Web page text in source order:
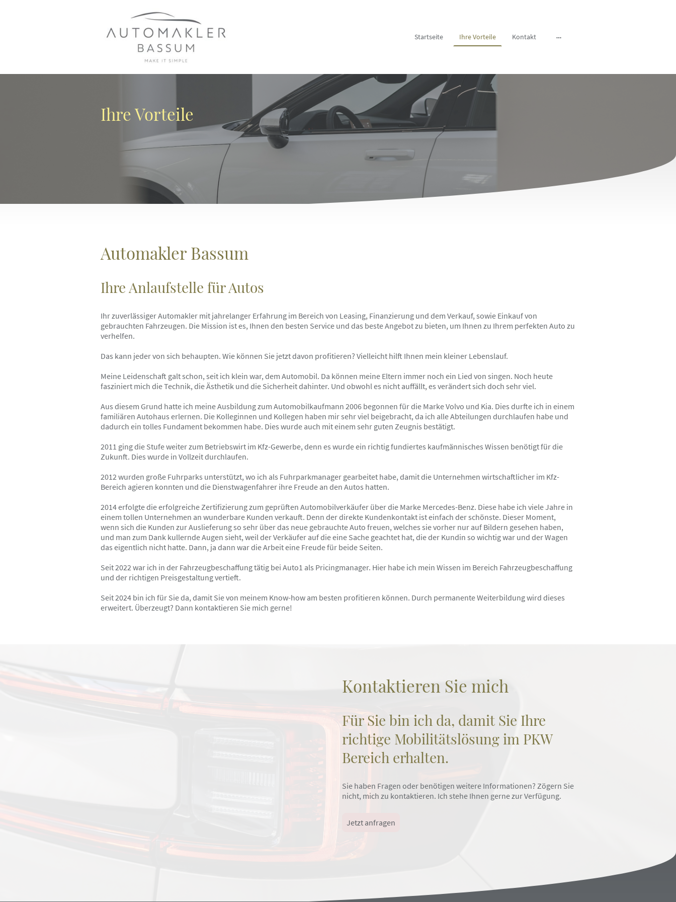
Startseite Ihre Vorteile Kontakt
Ihre Vorteile
Automakler Bassum
Ihre Anlaufstelle für Autos
Ihr zuverlässiger Automakler mit jahrelanger Erfahrung im Bereich von Leasing, Finanzierung und dem Verkauf, sowie Einkauf von
gebrauchten Fahrzeugen. Die Mission ist es, Ihnen den besten Service und das beste Angebot zu bieten, um Ihnen zu Ihrem perfekten Auto zu
verhelfen.
Das kann jeder von sich behaupten. Wie können Sie jetzt davon profitieren? Vielleicht hilft Ihnen mein kleiner Lebenslauf.
Meine Leidenschaft galt schon, seit ich klein war, dem Automobil. Da können meine Eltern immer noch ein Lied von singen. Noch heute
fasziniert mich die Technik, die Ästhetik und die Sicherheit dahinter. Und obwohl es nicht auffällt, es verändert sich doch sehr viel.
Aus diesem Grund hatte ich meine Ausbildung zum Automobilkaufmann 2006 begonnen für die Marke Volvo und Kia. Dies durfte ich in einem
familiären Autohaus erlernen. Die Kolleginnen und Kollegen haben mir sehr viel beigebracht, da ich alle Abteilungen durchlaufen habe und
dadurch ein tolles Fundament bekommen habe. Dies wurde auch mit einem sehr guten Zeugnis bestätigt.
2011 ging die Stufe weiter zum Betriebswirt im Kfz-Gewerbe, denn es wurde ein richtig fundiertes kaufmännisches Wissen benötigt für die
Zukunft. Dies wurde in Vollzeit durchlaufen.
2012 wurden große Fuhrparks unterstützt, wo ich als Fuhrparkmanager gearbeitet habe, damit die Unternehmen wirtschaftlicher im Kfz-
Bereich agieren konnten und die Dienstwagenfahrer ihre Freude an den Autos hatten.
2014 erfolgte die erfolgreiche Zertifizierung zum geprüften Automobilverkäufer über die Marke Mercedes-Benz. Diese habe ich viele Jahre in
einem tollen Unternehmen an wunderbare Kunden verkauft. Denn der direkte Kundenkontakt ist einfach der schönste. Dieser Moment,
wenn sich die Kunden zur Auslieferung so sehr über das neue gebrauchte Auto freuen, welches sie vorher nur auf Bildern gesehen haben,
und man zum Dank kullernde Augen sieht, weil der Verkäufer auf die eine Sache geachtet hat, die der Kundin so wichtig war und der Wagen
das eigentlich nicht hatte. Dann, ja dann war die Arbeit eine Freude für beide Seiten.
Seit 2022 war ich in der Fahrzeugbeschaffung tätig bei Auto1 als Pricingmanager. Hier habe ich mein Wissen im Bereich Fahrzeugbeschaffung
und der richtigen Preisgestaltung vertieft.
Seit 2024 bin ich für Sie da, damit Sie von meinem Know-how am besten profitieren können. Durch permanente Weiterbildung wird dieses
erweitert. Überzeugt? Dann kontaktieren Sie mich gerne!
Kontaktieren Sie mich
Für Sie bin ich da, damit Sie Ihre
richtige Mobilitätslösung im PKW
Bereich erhalten.
Sie haben Fragen oder benötigen weitere Informationen? Zögern Sie
nicht, mich zu kontaktieren. Ich stehe Ihnen gerne zur Verfügung.
Jetzt anfragen